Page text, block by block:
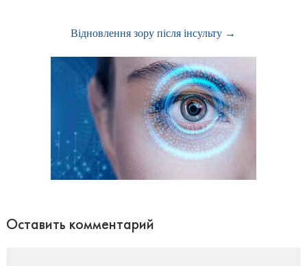
Відновлення зору після інсульту →
Оставить комментарий